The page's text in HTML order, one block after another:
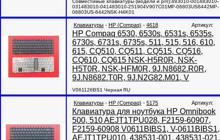
Совместимые клавиатуры (модели и p/n):483010-001483010-
031483010-041483010-251904V907C01MP-06803US6442MP-
06803US-6442NSK-H4K01
Клавиатуры - HP (Compaq) - 4618 Артикул:
HP Compaq 6530, 6530s, 6531s, 6535s,
6730s, 6731s, 6735s, 511, 515, 516, 610,
615, CQ510, CQ511, CQ515, CQ516,
CQ610, CQ615 NSK-H5R0R, NSK-
H5T0R, NSK-HFM0R, 9J.N8682.R0R,
9J.N8682.T0R, 9J.N2G82.M01, V
V061126BS1 Черная RU
Клавиатуры - HP (Compaq) - 5175 Артикул:
Клавиатура для ноутбука HP Omnibook
500, 510 AEJT1TPU028, F2159-60907,
F2159-60908 V0611BIBS1, V-0611BIBS1,
AEJT1TPU010, 438531-001, 438531-021,